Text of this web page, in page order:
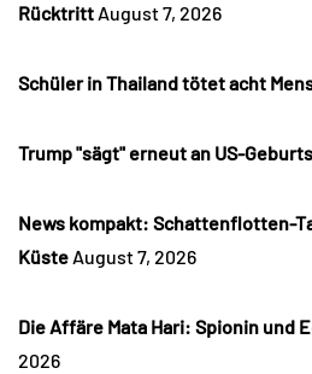
Rücktritt August 7, 2026
Schüler in Thailand tötet acht
Trump "sägt" erneut an US-
News kompakt: Schattenflotten-
Küste August 7, 2026
Die Affäre Mata Hari: Spionin und
2026